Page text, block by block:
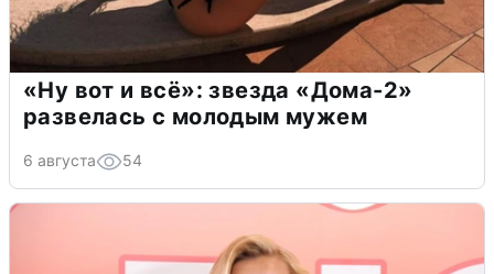
«Ну вот и всё»: звезда «Дома-2»
развелась с молодым мужем
6 августа 54